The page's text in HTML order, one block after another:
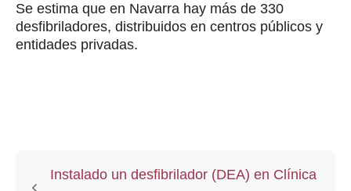
Se estima que en Navarra hay más de 330
desfibriladores, distribuidos en centros públicos y
entidades privadas.
Instalado un desfibrilador (DEA) en Clínica